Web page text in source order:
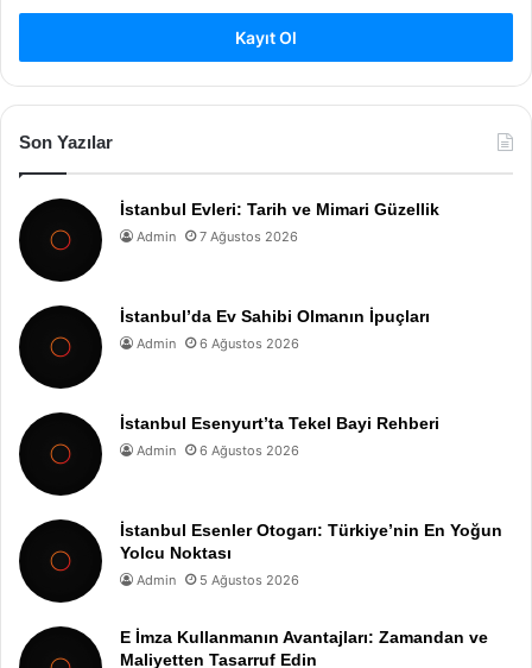
Kayıt Ol
Son Yazılar
İstanbul Evleri: Tarih ve Mimari Güzellik
Admin 7 Ağustos 2026
İstanbul’da Ev Sahibi Olmanın İpuçları
Admin 6 Ağustos 2026
İstanbul Esenyurt’ta Tekel Bayi Rehberi
Admin 6 Ağustos 2026
İstanbul Esenler Otogarı: Türkiye’nin En Yoğun
Yolcu Noktası
Admin 5 Ağustos 2026
E İmza Kullanmanın Avantajları: Zamandan ve
Maliyetten Tasarruf Edin